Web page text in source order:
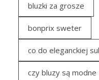
bluzki za grosze
bonprix sweter
co do eleganckiej
czy bluzy są modne